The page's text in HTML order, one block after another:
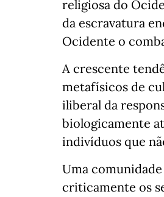
religiosa do
da escravatura
Ocidente o
A crescente
metafísicos de
iliberal da
biologicamente
indivíduos que
Uma
criticamente os